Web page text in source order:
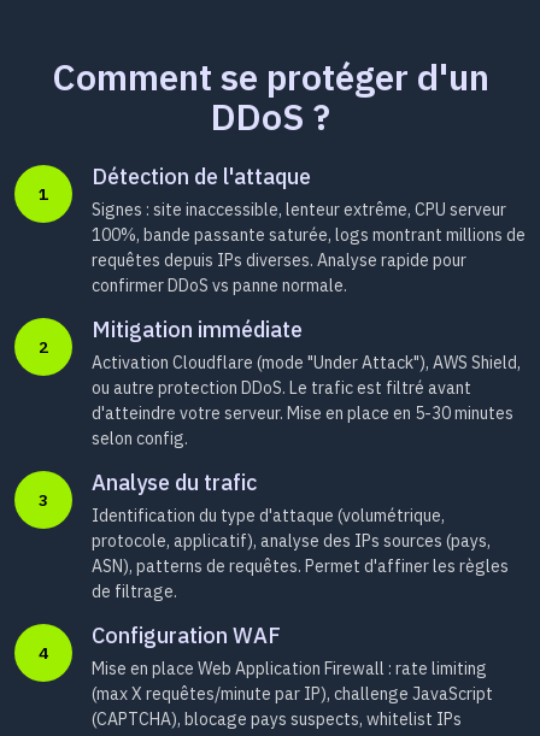
Comment se protéger d'un
DDoS ?
1
Détection de l'attaque
Signes : site inaccessible, lenteur extrême, CPU serveur
100%, bande passante saturée, logs montrant millions de
requêtes depuis IPs diverses. Analyse rapide pour
confirmer DDoS vs panne normale.
2
Mitigation immédiate
Activation Cloudflare (mode "Under Attack"), AWS Shield,
ou autre protection DDoS. Le trafic est filtré avant
d'atteindre votre serveur. Mise en place en 5-30 minutes
selon config.
3
Analyse du trafic
Identification du type d'attaque (volumétrique,
protocole, applicatif), analyse des IPs sources (pays,
ASN), patterns de requêtes. Permet d'affiner les règles
de filtrage.
4
Configuration WAF
Mise en place Web Application Firewall : rate limiting
(max X requêtes/minute par IP), challenge JavaScript
(CAPTCHA), blocage pays suspects, whitelist IPs